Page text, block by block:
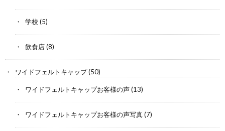
学校 (5)
飲食店(8)
ワイドフェルトキャップ(50)
ワイドフェルトキャップお客様の声(13)
ワイドフェルトキャップお客様の声写真(7)